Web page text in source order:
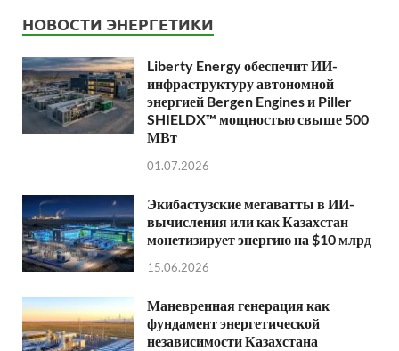
НОВОСТИ ЭНЕРГЕТИКИ
Liberty Energy обеспечит ИИ-
инфраструктуру автономной
энергией Bergen Engines и Piller
SHIELDX™ мощностью свыше 500
МВт
01.07.2026
Экибастузские мегаватты в ИИ-
вычисления или как Казахстан
монетизирует энергию на $10 млрд
15.06.2026
Маневренная генерация как
фундамент энергетической
независимости Казахстана